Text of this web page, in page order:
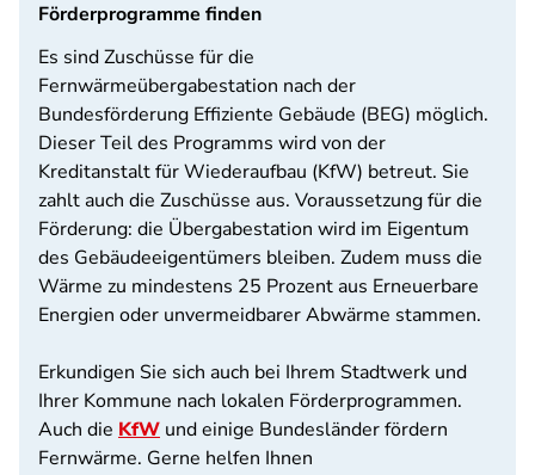
Förderprogramme finden
Es sind Zuschüsse für die
Fernwärmeübergabestation nach der
Bundesförderung Effiziente Gebäude (BEG) möglich.
Dieser Teil des Programms wird von der
Kreditanstalt für Wiederaufbau (KfW) betreut. Sie
zahlt auch die Zuschüsse aus. Voraussetzung für die
Förderung: die Übergabestation wird im Eigentum
des Gebäudeeigentümers bleiben. Zudem muss die
Wärme zu mindestens 25 Prozent aus Erneuerbare
Energien oder unvermeidbarer Abwärme stammen.
Erkundigen Sie sich auch bei Ihrem Stadtwerk und
Ihrer Kommune nach lokalen Förderprogrammen.
Auch die KfW und einige Bundesländer fördern
Fernwärme. Gerne helfen Ihnen